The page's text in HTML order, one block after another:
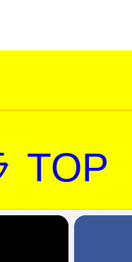
TOP